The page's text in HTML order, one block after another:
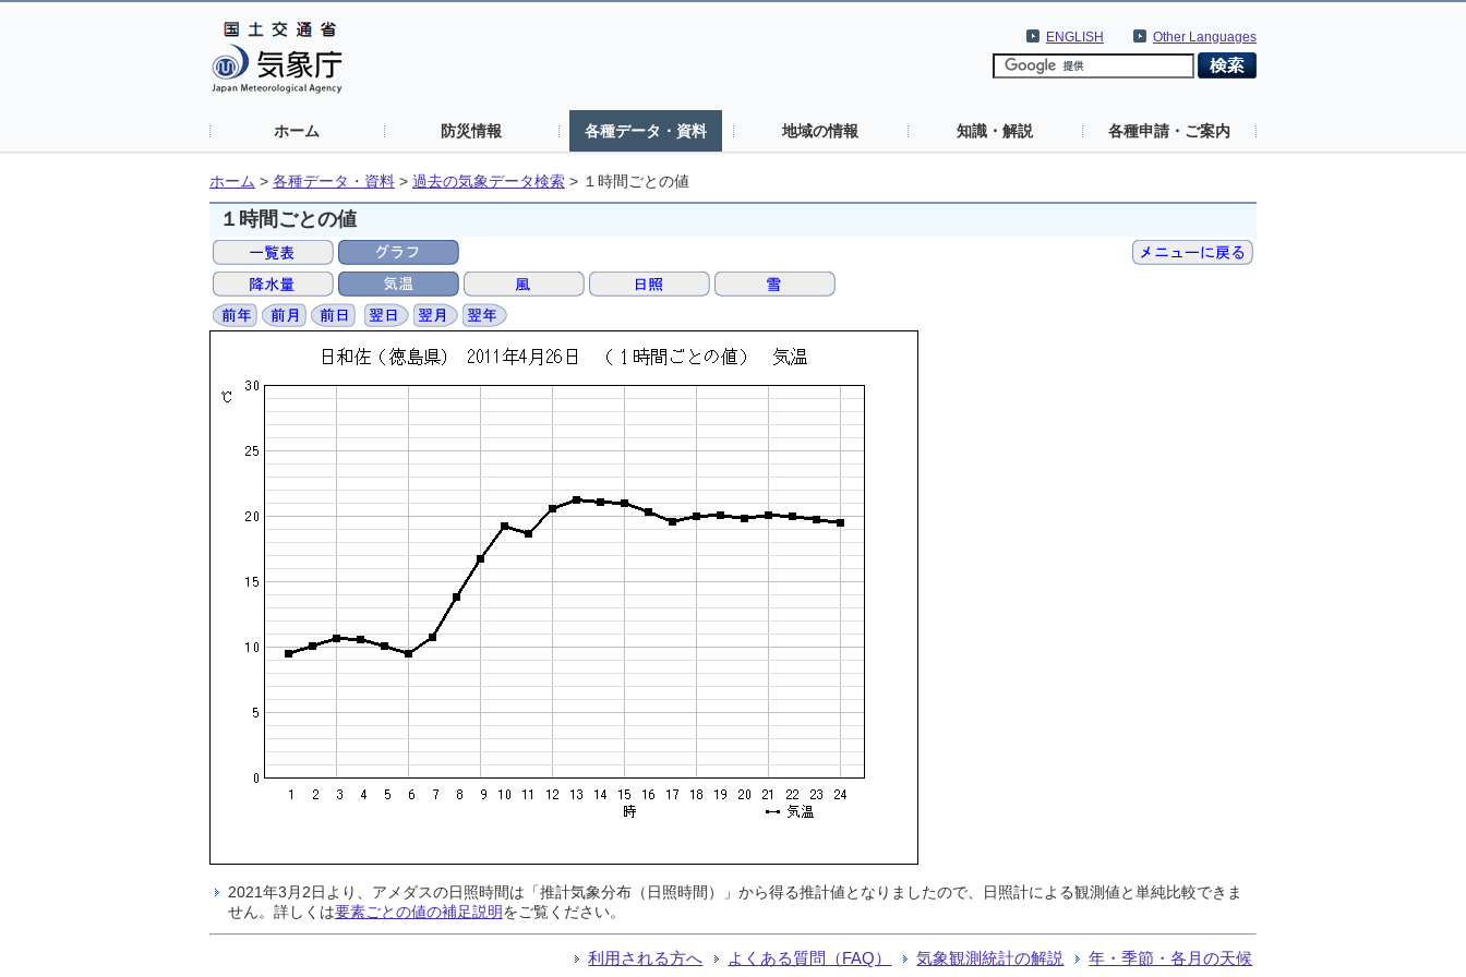
Other Languages
ENGLISH
ホーム 防災情報 各種データ・資料 地域の情報 知識・解説 各種申請・ご案内
ホーム > 各種データ・資料 > 過去の気象データ検索 > １時間ごとの値
１時間ごとの値
2021年3月2日より、アメダスの日照時間は「推計気象分布（日照時間）」から得る推計値となりましたので、日照計による観測値と単純比較できま
せん。詳しくは要素ごとの値の補足説明をご覧ください。
利用される方へ よくある質問（FAQ） 気象観測統計の解説 年・季節・各月の天候